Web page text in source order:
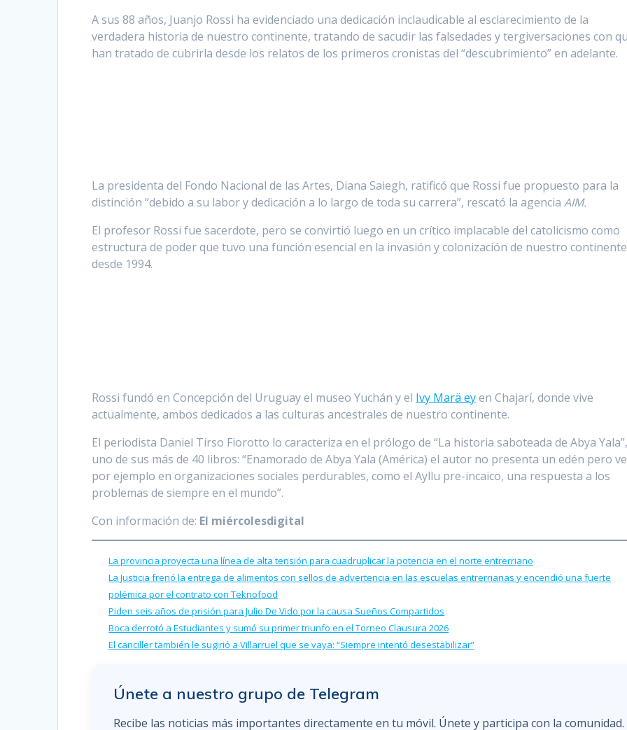
A sus 88 años, Juanjo Rossi ha evidenciado una dedicación inclaudicable al esclarecimiento de la
verdadera historia de nuestro continente, tratando de sacudir las falsedades y tergiversaciones con
han tratado de cubrirla desde los relatos de los primeros cronistas del “descubrimiento” en adelante.
La presidenta del Fondo Nacional de las Artes, Diana Saiegh, ratificó que Rossi fue propuesto para la
distinción “debido a su labor y dedicación a lo largo de toda su carrera”, rescató la agenciaAIM.
El profesor Rossi fue sacerdote, pero se convirtió luego en un crítico implacable del catolicismo como
estructura de poder que tuvo una función esencial en la invasión y colonización de nuestro continente
desde 1994.
Rossi fundó en Concepción del Uruguay el museo Yuchán y el Ivy Marä eyen Chajarí, donde vive
actualmente, ambos dedicados a las culturas ancestrales de nuestro continente.
El periodista Daniel Tirso Fiorotto lo caracteriza en el prólogo de “La historia saboteada de Abya
uno de sus más de 40 libros: “Enamorado de Abya Yala (América) el autor no presenta un edén pero ve
por ejemplo en organizaciones sociales perdurables, como el Ayllu pre-incaico, una respuesta a los
problemas de siempre en el mundo”.
Con información de: El miércolesdigital
La provincia proyecta una línea de alta tensión para cuadruplicar la potencia en el norte entrerriano
La Justicia frenó la entrega de alimentos con sellos de advertencia en las escuelas entrerrianas y encendió una fuerte
polémica por el contrato con Teknofood
Piden seis años de prisión para Julio De Vido por la causa Sueños Compartidos
Boca derrotó a Estudiantes y sumó su primer triunfo en el Torneo Clausura 2026
El canciller también le sugirió a Villarruel que se vaya: “Siempre intentó desestabilizar”
Únete a nuestro grupo de Telegram
Recibe las noticias más importantes directamente en tu móvil. Únete y participa con la comunidad.